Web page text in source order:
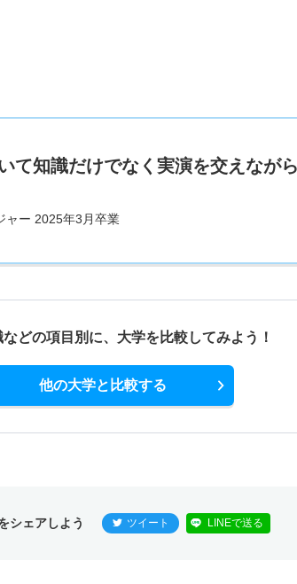
て知識だけでなく実演を交えなが
ャー 2025年3月卒業
どの項目別に、 大学を比較してみよう！
他の大学と比較する
シェアしよう ツイート LINEで送る